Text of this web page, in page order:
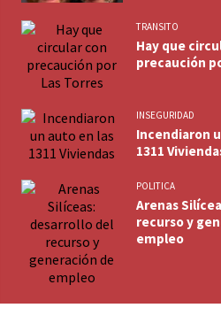
TRANSITO
Hay que
precaución
INSEGURIDAD
Incendiaron
1311
POLITICA
Arenas
recurso y
empleo